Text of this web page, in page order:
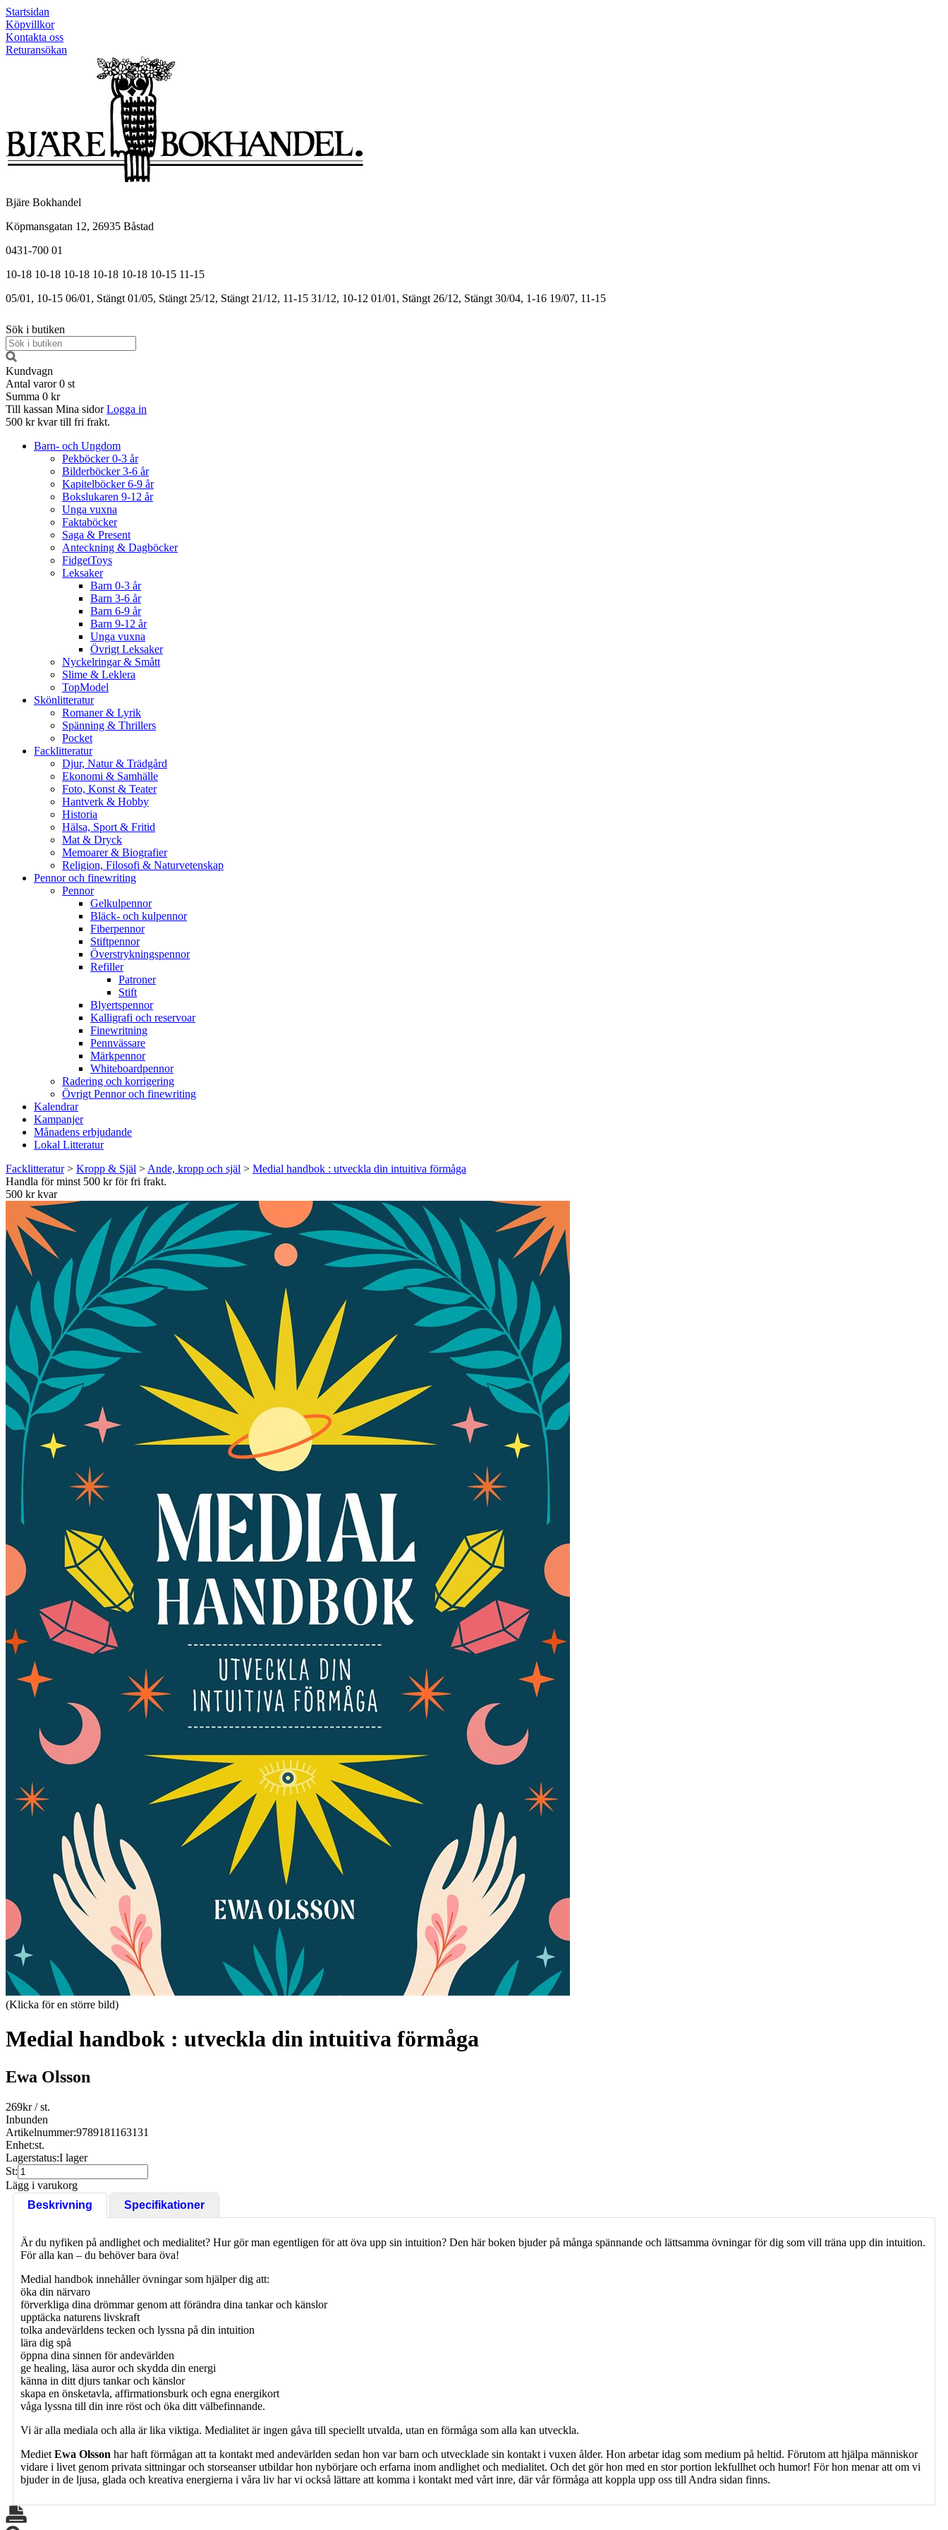
Startsidan
Köpvillkor
Kontakta oss
Returansökan
Bjäre Bokhandel
Köpmansgatan 12, 26935 Båstad
0431-700 01
10-18 10-18 10-18 10-18 10-18 10-15 11-15
05/01, 10-15 06/01, Stängt 01/05, Stängt 25/12, Stängt 21/12, 11-15 31/12, 10-12 01/01, Stängt 26/12, Stängt 30/04, 1-16 19/07, 11-15
Sök i butiken
Kundvagn
Antal varor 0 st
Summa 0 kr
Till kassan Mina sidor Logga in
500 kr kvar till fri frakt.
Barn- och Ungdom
Pekböcker 0-3 år
Bilderböcker 3-6 år
Kapitelböcker 6-9 år
Bokslukaren 9-12 år
Unga vuxna
Faktaböcker
Saga & Present
Anteckning & Dagböcker
FidgetToys
Leksaker
Barn 0-3 år
Barn 3-6 år
Barn 6-9 år
Barn 9-12 år
Unga vuxna
Övrigt Leksaker
Nyckelringar & Smått
Slime & Leklera
TopModel
Skönlitteratur
Romaner & Lyrik
Spänning & Thrillers
Pocket
Facklitteratur
Djur, Natur & Trädgård
Ekonomi & Samhälle
Foto, Konst & Teater
Hantverk & Hobby
Historia
Hälsa, Sport & Fritid
Mat & Dryck
Memoarer & Biografier
Religion, Filosofi & Naturvetenskap
Pennor och finewriting
Pennor
Gelkulpennor
Bläck- och kulpennor
Fiberpennor
Stiftpennor
Överstrykningspennor
Refiller
Patroner
Stift
Blyertspennor
Kalligrafi och reservoar
Finewritning
Pennvässare
Märkpennor
Whiteboardpennor
Radering och korrigering
Övrigt Pennor och finewriting
Kalendrar
Kampanjer
Månadens erbjudande
Lokal Litteratur
Facklitteratur> Kropp & Själ > Ande, kropp och själ > Medial handbok : utveckla din intuitiva förmåga
Handla för minst 500 kr för fri frakt.
500 kr kvar
(Klicka för en större bild)
Medial handbok : utveckla din intuitiva förmåga
Ewa Olsson
269kr/ st.
Inbunden
Artikelnummer:9789181163131
Enhet:st.
Lagerstatus:I lager
St:
Lägg i varukorg
Beskrivning
Specifikationer
Är du nyfiken på andlighet och medialitet? Hur gör man egentligen för att öva upp sin intuition? Den här boken bjuder på många spännande och lättsamma övningar för dig som vill träna upp din intuition.
För alla kan – du behöver bara öva!
Medial handbok innehåller övningar som hjälper dig att:
öka din närvaro
förverkliga dina drömmar genom att förändra dina tankar och känslor
upptäcka naturens livskraft
tolka andevärldens tecken och lyssna på din intuition
lära dig spå
öppna dina sinnen för andevärlden
ge healing, läsa auror och skydda din energi
känna in ditt djurs tankar och känslor
skapa en önsketavla, affirmationsburk och egna energikort
våga lyssna till din inre röst och öka ditt välbefinnande.
Vi är alla mediala och alla är lika viktiga. Medialitet är ingen gåva till speciellt utvalda, utan en förmåga som alla kan utveckla.
Mediet Ewa Olsson har haft förmågan att ta kontakt med andevärlden sedan hon var barn och utvecklade sin kontakt i vuxen ålder. Hon arbetar idag som medium på heltid. Förutom att hjälpa människor
vidare i livet genom privata sittningar och storseanser utbildar hon nybörjare och erfarna inom andlighet och medialitet. Och det gör hon med en stor portion lekfullhet och humor! För hon menar att om vi
bjuder in de ljusa, glada och kreativa energierna i våra liv har vi också lättare att komma i kontakt med vårt inre, där vår förmåga att koppla upp oss till Andra sidan finns.